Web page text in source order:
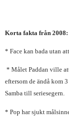
Korta fakta från 2008:
* Face kan bada utan
* Målet Paddan ville
eftersom de ändå kom
Samba till seriesegern.
* Pop har sjukt